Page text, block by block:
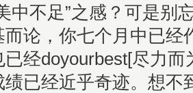
中不足”之感？可是别
而论，你七个月中已经
已经doyourbest[尽力
绩已经近乎奇迹。想不